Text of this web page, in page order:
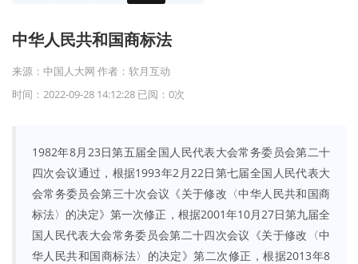
中华人民共和国商标法
来源：中国人大网 作者：软月互动
时间：2022-09-28 14:12:28 已阅： 0次
1982年8月23日第五届全国人民代表大会常务委员会第二十
四次会议通过，根据1993年2月22日第七届全国人民代表大
会常务委员会第三十次会议《关于修改〈中华人民共和国商
标法〉的决定》第一次修正，根据2001年10月27日第九届全
国人民代表大会常务委员会第二十四次会议《关于修改〈中
华人民共和国商标法〉的决定》第二次修正，根据2013年8